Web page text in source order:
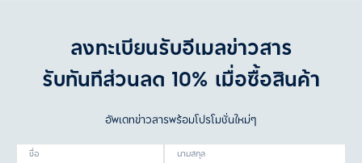
5. น้ำยาปรับผ้านุ่มปลอดภัยสำหรับเสื้อผ้าเด็ก
อ่อนหรือไม่?
ลงทะเบียนรับอีเมลข่าวสาร
รับทันทีส่วนลด 10% เมื่อซื้อสินค้า
อัพเดทข่าวสารพร้อมโปรโมชั่นใหม่ๆ
ชื่อ นามสกุล